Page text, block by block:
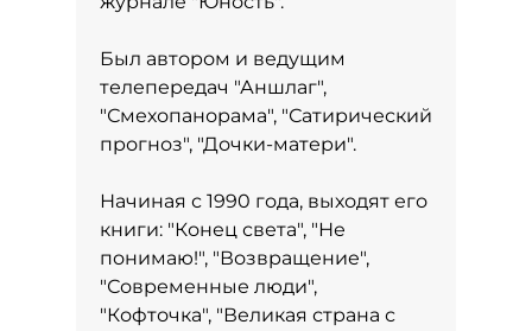
Был автором и ведущим
телепередач "Аншлаг",
"Смехопанорама", "Сатирический
прогноз", "Дочки-матери".
Начиная с 1990 года, выходят его
книги: "Конец света", "Не
понимаю!", "Возвращение",
"Современные люди",
"Кофточка", "Великая страна с